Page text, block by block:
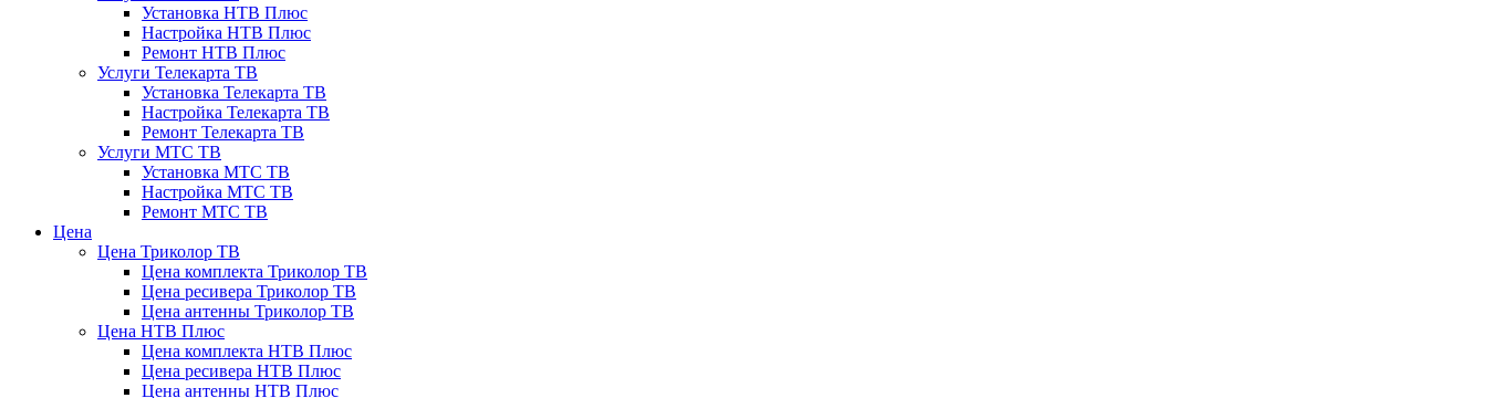
Установка НТВ Плюс
Настройка НТВ Плюс
Ремонт НТВ Плюс
Услуги Телекарта ТВ
Установка Телекарта ТВ
Настройка Телекарта ТВ
Ремонт Телекарта ТВ
Услуги МТС ТВ
Установка МТС ТВ
Настройка МТС ТВ
Ремонт МТС ТВ
Цена
Цена Триколор ТВ
Цена комплекта Триколор ТВ
Цена ресивера Триколор ТВ
Цена антенны Триколор ТВ
Цена НТВ Плюс
Цена комплекта НТВ Плюс
Цена ресивера НТВ Плюс
Цена антенны НТВ Плюс